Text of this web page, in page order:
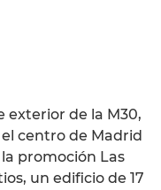
exterior de la M30,
centro de Madrid
promoción Las
un edificio de 17